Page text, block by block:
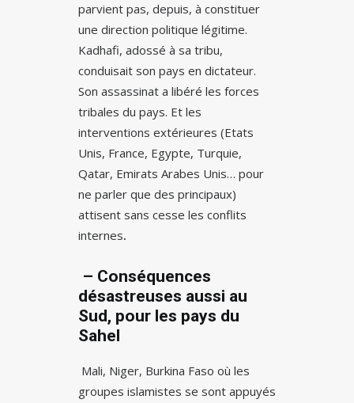
parvient pas, depuis, à constituer
une direction politique légitime.
Kadhafi, adossé à sa tribu,
conduisait son pays en dictateur.
Son assassinat a libéré les forces
tribales du pays. Et les
interventions extérieures (Etats
Unis, France, Egypte, Turquie,
Qatar, Emirats Arabes Unis… pour
ne parler que des principaux)
attisent sans cesse les conflits
internes.
– Conséquences
désastreuses aussi au
Sud, pour les pays du
Sahel
Mali, Niger, Burkina Faso où les
groupes islamistes se sont appuyés